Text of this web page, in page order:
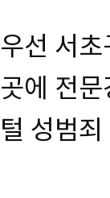
우선 서
곳에 전
털 성범